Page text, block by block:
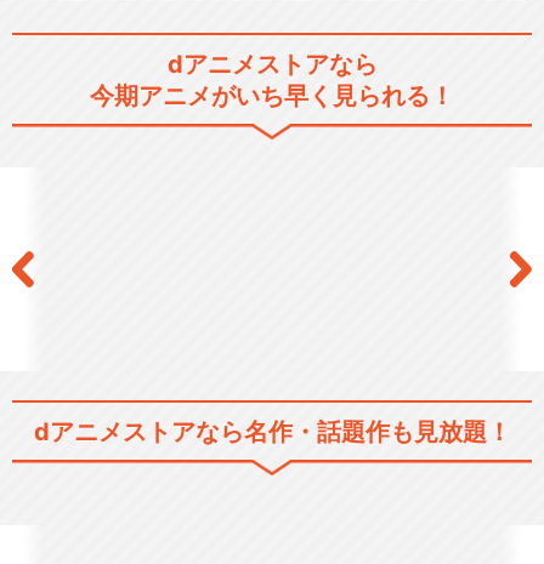
dアニメストアなら
今期アニメがいち早く見られる！
dアニメストアなら名作・話題作も見放題！